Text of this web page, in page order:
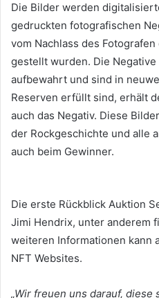
Die Bilder werden
gedruckten fotografischen
vom Nachlass des
gestellt wurden. Die
aufbewahrt und sind in
Reserven erfüllt sind, erhält
auch das Negativ. Diese
der Rockgeschichte und alle
auch beim Gewinner.
Die erste Rückblick Auktion
Jimi Hendrix, unter anderem
weiteren Informationen kann
NFT Websites.
„Wir freuen uns darauf,